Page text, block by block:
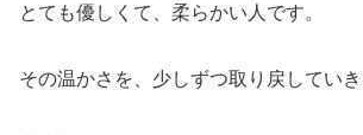
とても優しくて、柔らかい人です。
その温かさを、少しずつ取り戻していき